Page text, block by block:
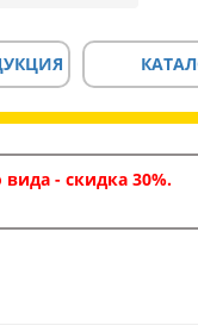
- скидка 30%.